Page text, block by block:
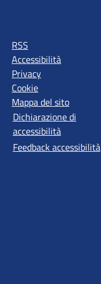
RSS
Accessibilità
Privacy
Cookie
Mappa del sito
Dichiarazione di
accessibilità
Feedback accessibilità